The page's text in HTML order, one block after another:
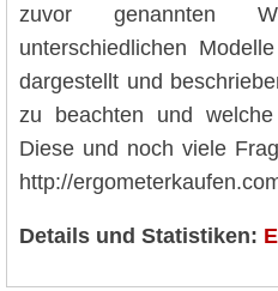
zuvor genannten
unterschiedlichen
dargestellt und
zu beachten und
Diese und noch viele
http://
Details und Statistiken: